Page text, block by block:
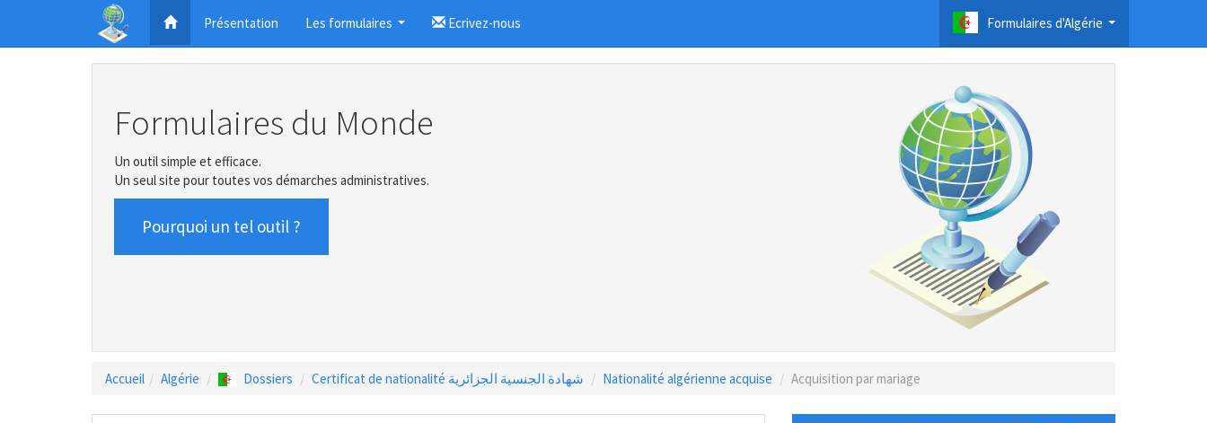
Présentation Les formulaires Ecrivez-nous Formulaires d'Algérie
Formulaires du Monde
Un outil simple et efficace.
Un seul site pour toutes vos démarches administratives.
Pourquoi un tel outil ?
Accueil Algérie Dossiers Certificat de nationalité شهادة الجنسية الجزائرية Nationalité algérienne acquise Acquisition par mariage